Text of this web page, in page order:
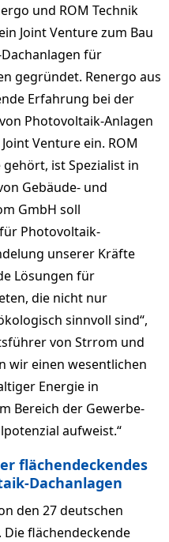
und ROM Technik
Joint Venture zum Bau
für
gegründet. Renergo aus
Erfahrung bei der
Photovoltaik-Anlagen
Venture ein. ROM
ist Spezialist in
Gebäude- und
GmbH soll
Photovoltaik-
unserer Kräfte
Lösungen für
die nicht nur
sinnvoll sind“,
von Strrom und
wir einen wesentlichen
Energie in
Bereich der Gewerbe-
aufweist.“
flächendeckendes
Dachanlagen
den 27 deutschen
Die flächendeckende